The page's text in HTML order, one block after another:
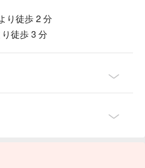
り徒歩 2 分
徒歩 3 分